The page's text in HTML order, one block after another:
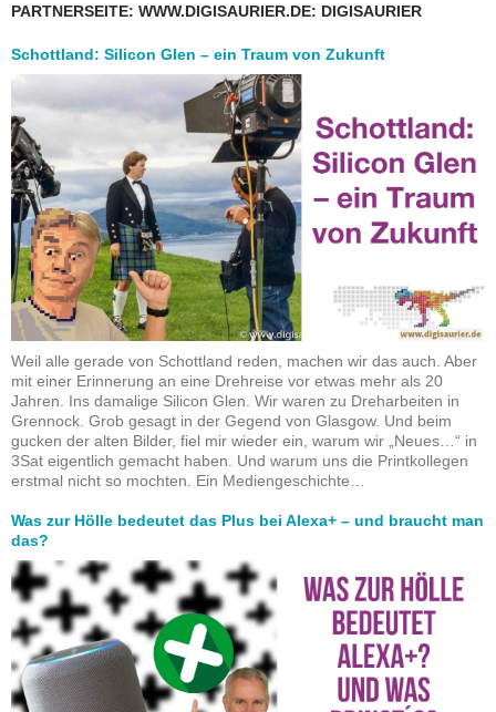
PARTNERSEITE: WWW.DIGISAURIER.DE: DIGISAURIER
Schottland: Silicon Glen – ein Traum von Zukunft
Weil alle gerade von Schottland reden, machen wir das auch. Aber
mit einer Erinnerung an eine Drehreise vor etwas mehr als 20
Jahren. Ins damalige Silicon Glen. Wir waren zu Dreharbeiten in
Grennock. Grob gesagt in der Gegend von Glasgow. Und beim
gucken der alten Bilder, fiel mir wieder ein, warum wir „Neues…“ in
3Sat eigentlich gemacht haben. Und warum uns die Printkollegen
erstmal nicht so mochten. Ein Mediengeschichte…
Was zur Hölle bedeutet das Plus bei Alexa+ – und braucht man
das?